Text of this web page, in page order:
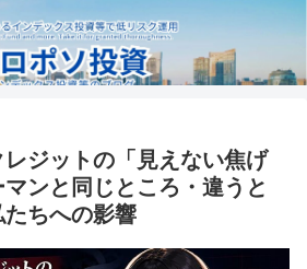
ジットの「見えない焦げ
ンと同じところ・違うと
ちへの影響